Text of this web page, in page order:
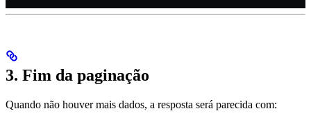
3. Fim da paginação
Quando não houver mais dados, a resposta será parecida com: